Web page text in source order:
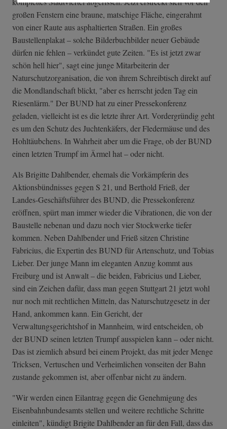
großen Fenstern eine braune, matschige Fläche, eingerahmt
von einer Raute aus asphaltierten Straßen. Ein großes
Baustellenplakat – solche Bilderbuchbilder neuer Gebäude
dürfen nie fehlen – verkündet gute Zeiten. "Es ist jetzt zwar
schön hell hier", sagt eine junge Mitarbeiterin der
Naturschutzorganisation, die von ihrem Schreibtisch direkt auf
die Mondlandschaft blickt, "aber es herrscht jeden Tag ein
Riesenlärm." Der BUND hat zu einer Pressekonferenz
geladen, vielleicht ist es die letzte ihrer Art. Vordergründig geht
es um den Schutz des Juchtenkäfers, der Fledermäuse und des
Hohltäubchens. In Wahrheit aber um die Frage, ob der BUND
einen letzten Trumpf im Ärmel hat – oder nicht.
Als Brigitte Dahlbender, ehemals die Vorkämpferin des
Aktionsbündnisses gegen S 21, und Berthold Frieß, der
Landes-Geschäftsführer des BUND, die Pressekonferenz
eröffnen, spürt man immer wieder die Vibrationen, die von der
Baustelle nebenan und dazu noch vier Stockwerke tiefer
kommen. Neben Dahlbender und Frieß sitzen Christine
Fabricius, die Expertin des BUND für Artenschutz, und Tobias
Lieber. Der junge Mann im eleganten Anzug kommt aus
Freiburg und ist Anwalt – die beiden, Fabricius und Lieber,
sind ein Zeichen dafür, dass man gegen Stuttgart 21 jetzt wohl
nur noch mit rechtlichen Mitteln, das Naturschutzgesetz in der
Hand, ankommen kann. Ein Gericht, der
Verwaltungsgerichtshof in Mannheim, wird entscheiden, ob
der BUND seinen letzten Trumpf ausspielen kann – oder nicht.
Das ist ziemlich absurd bei einem Projekt, das mit jeder Menge
Tricksen, Vertuschen und Verheimlichen vonseiten der Bahn
zustande gekommen ist, aber offenbar nicht zu ändern.
"Wir werden einen Eilantrag gegen die Genehmigung des
Eisenbahnbundesamts stellen und weitere rechtliche Schritte
einleiten", kündigt Brigite Dahlbender an für den Fall, dass das